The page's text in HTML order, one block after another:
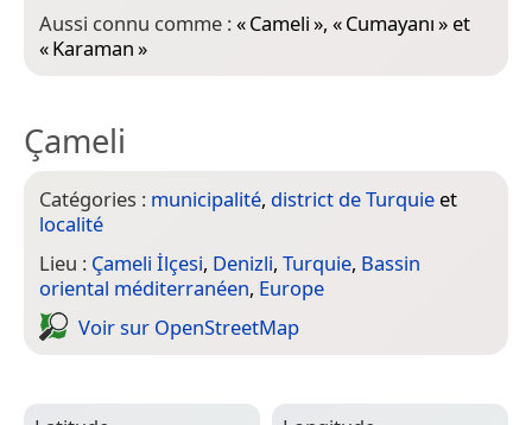
Aussi connu comme :«Cameli», «Cumayanı» et
«Karaman»
Çameli
Catégories : municipalité, district de Turquie et
localité
Lieu : Çameli İlçesi, Denizli, Turquie, Bassin
oriental méditerranéen, Europe
Voir sur Open­Street­Map